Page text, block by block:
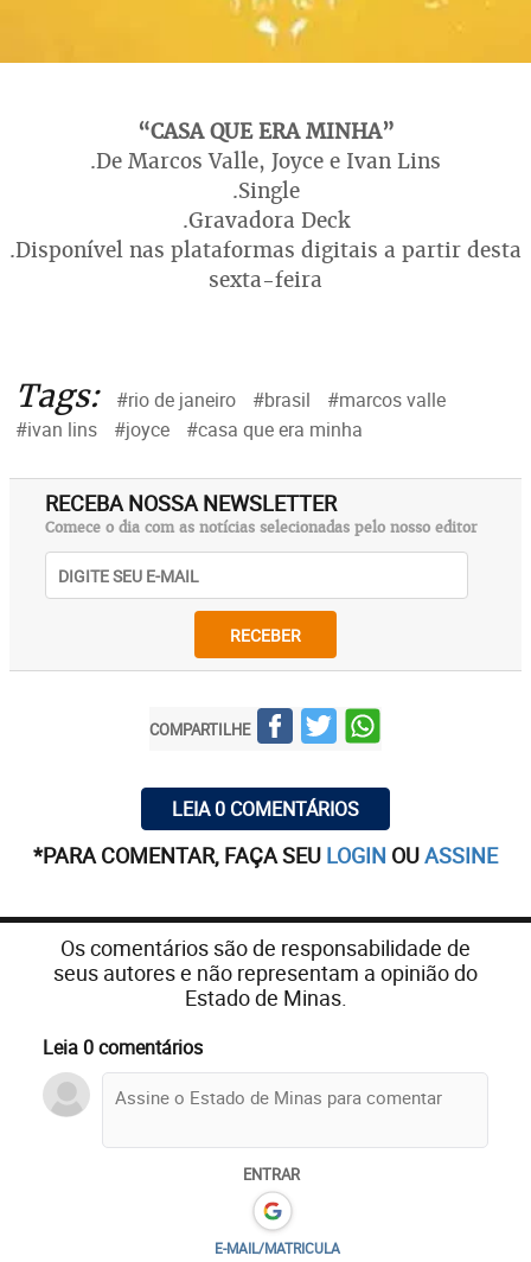
“CASA QUE ERA MINHA”
.De Marcos Valle, Joyce e Ivan Lins
.Single
.Gravadora Deck
.Disponível nas plataformas digitais a partir desta
sexta-feira
Tags: #rio de janeiro #brasil
#marcos valle
#ivan lins
#joyce #casa que era minha
RECEBA NOSSA NEWSLETTER
Comece o dia com as notícias selecionadas pelo nosso editor
RECEBER
COMPARTILHE
LEIA 0 COMENTÁRIOS
*PARA COMENTAR, FAÇA SEU LOGIN OUASSINE
Os comentários são de responsabilidade de
seus autores e não representam a opinião do
Estado de Minas.
Leia 0 comentários
ENTRAR
E-MAIL/MATRICULA